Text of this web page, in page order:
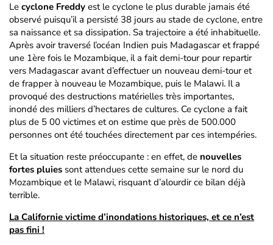
Le cyclone Freddy est le cyclone le plus durable jamais été
observé puisqu’il a persisté 38 jours au stade de cyclone, entre
sa naissance et sa dissipation. Sa trajectoire a été inhabituelle.
Après avoir traversé l’océan Indien puis Madagascar et frappé
une 1ère fois le Mozambique, il a fait demi-tour pour repartir
vers Madagascar avant d’effectuer un nouveau demi-tour et
de frapper à nouveau le Mozambique, puis le Malawi. Il a
provoqué des destructions matérielles très importantes,
inondé des milliers d’hectares de cultures. Ce cyclone a fait
plus de 5 00 victimes et on estime que près de 500.000
personnes ont été touchées directement par ces intempéries.
Et la situation reste préoccupante : en effet, de nouvelles
fortes pluies sont attendues cette semaine sur le nord du
Mozambique et le Malawi, risquant d’alourdir ce bilan déjà
terrible.
La Californie victime d’inondations historiques, et ce n’est
pas fini !